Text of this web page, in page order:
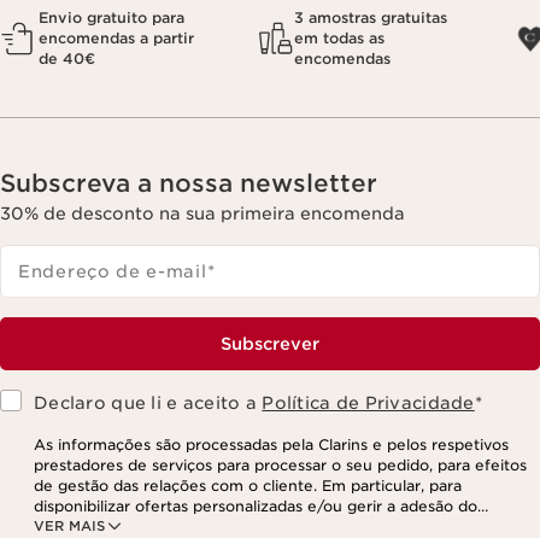
Envio gratuito para
encomendas a partir
de 40€
3 amostras gratuitas
em todas as
encomendas
Subscreva a nossa newsletter
30% de desconto na sua primeira encomenda
Endereço de e-mail*
Subscrever
Declaro que li e aceito a Política de Privacidade*
VER MAIS
As informações são processadas pela Clarins e pelos respetivos
prestadores de serviços para processar o seu pedido, para efeitos
de gestão das relações com o cliente. Em particular, para
disponibilizar ofertas personalizadas e/ou gerir a adesão do
utilizador ao nosso programa de fidelização e para criar o seu